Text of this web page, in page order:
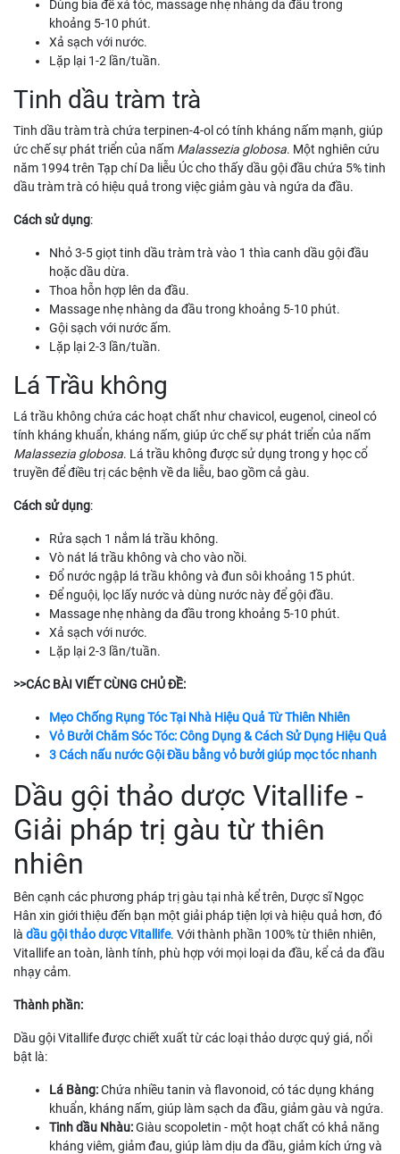
Dùng bia để xả tóc, massage nhẹ nhàng da đầu trong
khoảng 5-10 phút.
Xả sạch với nước.
Lặp lại 1-2 lần/tuần.
Tinh dầu tràm trà
Tinh dầu tràm trà chứa terpinen-4-ol có tính kháng nấm mạnh, giúp
ức chế sự phát triển của nấm Malassezia globosa. Một nghiên cứu
năm 1994 trên Tạp chí Da liễu Úc cho thấy dầu gội đầu chứa 5% tinh
dầu tràm trà có hiệu quả trong việc giảm gàu và ngứa da đầu.
Cách sử dụng:
Nhỏ 3-5 giọt tinh dầu tràm trà vào 1 thìa canh dầu gội đầu
hoặc dầu dừa.
Thoa hỗn hợp lên da đầu.
Massage nhẹ nhàng da đầu trong khoảng 5-10 phút.
Gội sạch với nước ấm.
Lặp lại 2-3 lần/tuần.
Lá Trầu không
Lá trầu không chứa các hoạt chất như chavicol, eugenol, cineol có
tính kháng khuẩn, kháng nấm, giúp ức chế sự phát triển của nấm
Malassezia globosa. Lá trầu không được sử dụng trong y học cổ
truyền để điều trị các bệnh về da liễu, bao gồm cả gàu.
Cách sử dụng:
Rửa sạch 1 nắm lá trầu không.
Vò nát lá trầu không và cho vào nồi.
Đổ nước ngập lá trầu không và đun sôi khoảng 15 phút.
Để nguội, lọc lấy nước và dùng nước này để gội đầu.
Massage nhẹ nhàng da đầu trong khoảng 5-10 phút.
Xả sạch với nước.
Lặp lại 2-3 lần/tuần.
>>CÁC BÀI VIẾT CÙNG CHỦ ĐỀ:
Mẹo Chống Rụng Tóc Tại Nhà Hiệu Quả Từ Thiên Nhiên
Vỏ Bưởi Chăm Sóc Tóc: Công Dụng & Cách Sử Dụng Hiệu Quả
3 Cách nấu nước Gội Đầu bằng vỏ bưởi giúp mọc tóc nhanh
Dầu gội thảo dược Vitallife -
Giải pháp trị gàu từ thiên
nhiên
Bên cạnh các phương pháp trị gàu tại nhà kể trên, Dược sĩ Ngọc
Hân xin giới thiệu đến bạn một giải pháp tiện lợi và hiệu quả hơn, đó
là dầu gội thảo dược Vitallife. Với thành phần 100% từ thiên nhiên,
Vitallife an toàn, lành tính, phù hợp với mọi loại da đầu, kể cả da đầu
nhạy cảm.
Thành phần:
Dầu gội Vitallife được chiết xuất từ các loại thảo dược quý giá, nổi
bật là:
Lá Bàng:Chứa nhiều tanin và flavonoid, có tác dụng kháng
khuẩn, kháng nấm, giúp làm sạch da đầu, giảm gàu và ngứa.
Tinh dầu Nhàu:Giàu scopoletin - một hoạt chất có khả năng
kháng viêm, giảm đau, giúp làm dịu da đầu, giảm kích ứng và